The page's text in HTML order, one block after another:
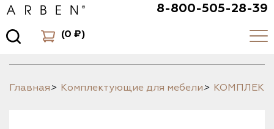
8-800-505-28-39
(0 ₽)
Главная> Комплектующие для мебели>